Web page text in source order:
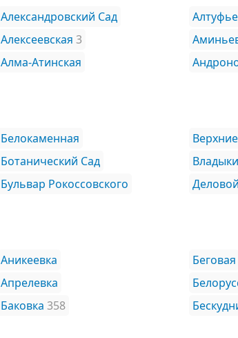
Александровский Сад
Алексеевская 3
Алма-Атинская
Белокаменная
Ботанический Сад
Бульвар Рокоссовского
Аникеевка
Апрелевка
Баковка 358
Беговая